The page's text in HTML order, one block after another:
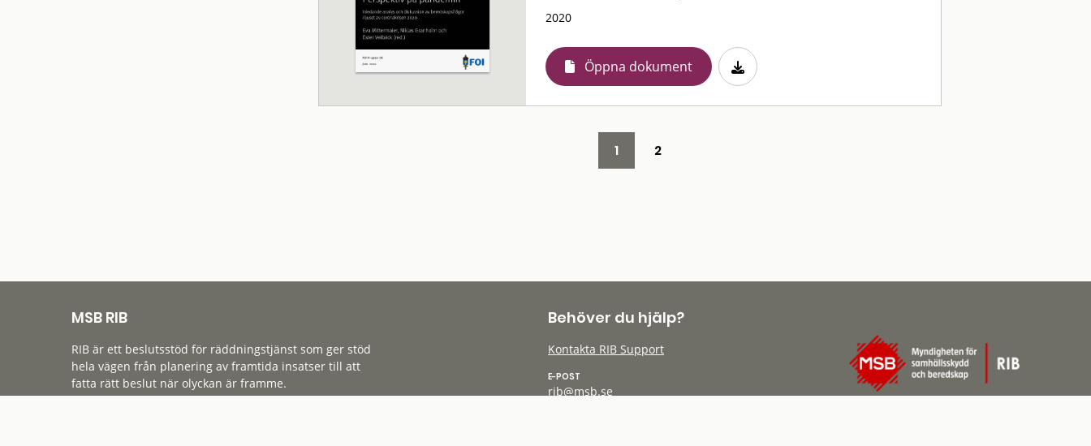
2020
Öppna dokument
1 2
MSB RIB
RIB är ett beslutsstöd för räddningstjänst som ger stöd
hela vägen från planering av framtida insatser till att
fatta rätt beslut när olyckan är framme.
Behöver du hjälp?
Kontakta RIB Support
E-POST
rib@msb.se